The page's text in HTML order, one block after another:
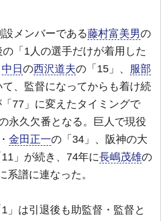
設メンバーである藤村富美男の
の「1人の選手だけが着用した
中日の西沢道夫の「15」、 服部
、監督になってからも着け続
「77」に変えたタイミングで
永久欠番となる。巨人で現役
金田正一の「34」、阪神の大
」が続き、74年に長嶋茂雄の
系譜に連なった。
」は引退後も助監督・監督と